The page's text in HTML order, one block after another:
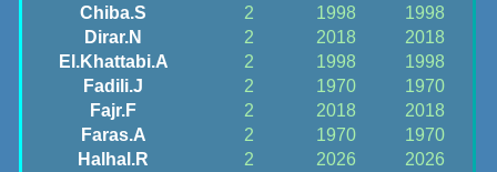
Chiba.S
2 1998
1998
Dirar.N
2 2018
2018
El.Khattabi.A
2 1998
1998
Fadili.J
2 1970
1970
Fajr.F
2 2018
2018
Faras.A
2 1970
1970
Halhal.R
2 2026
2026